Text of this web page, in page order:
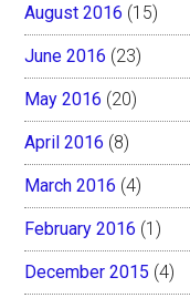
August 2016 (15)
June 2016 (23)
May 2016 (20)
April 2016 (8)
March 2016 (4)
February 2016 (1)
December 2015 (4)